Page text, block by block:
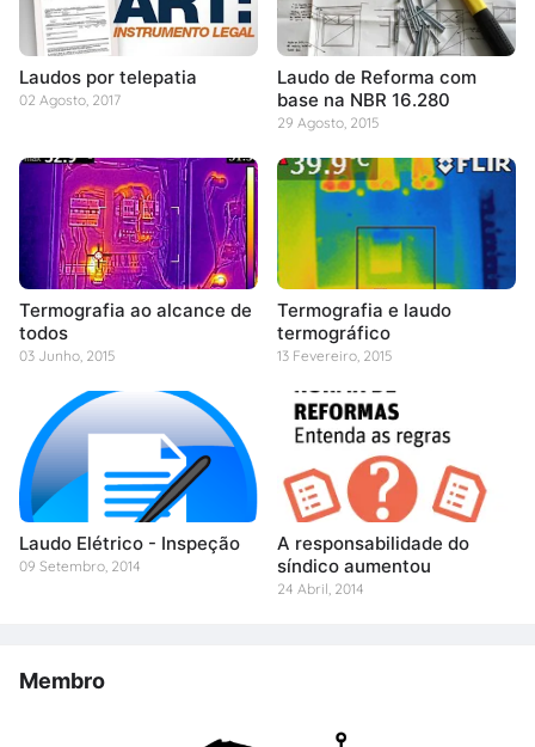
Laudos por telepatia
02 Agosto, 2017
Laudo de Reforma com
base na NBR 16.280
29 Agosto, 2015
Termografia ao alcance de
todos
03 Junho, 2015
Termografia e laudo
termográfico
13 Fevereiro, 2015
Laudo Elétrico - Inspeção
09 Setembro, 2014
A responsabilidade do
síndico aumentou
24 Abril, 2014
Membro